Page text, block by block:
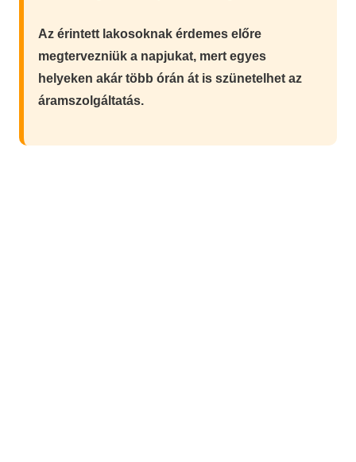
Az érintett lakosoknak érdemes előre
megtervezniük a napjukat, mert egyes
helyeken akár több órán át is szünetelhet az
áramszolgáltatás.